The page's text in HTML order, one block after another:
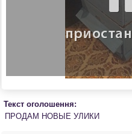
Текст оголошення:
ПРОДАМ НОВЫЕ УЛИКИ